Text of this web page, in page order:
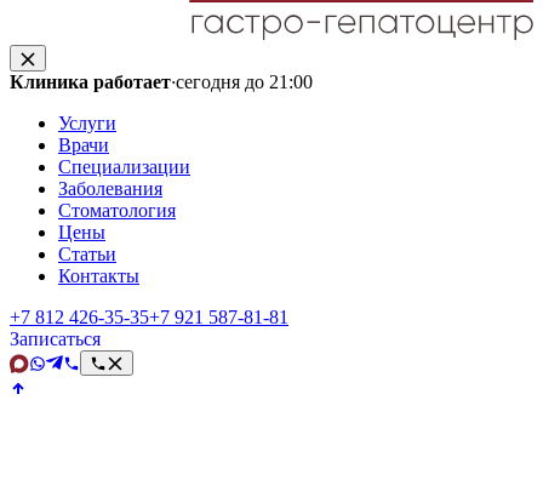
Клиника работает·сегодня до 21:00
Услуги
Врачи
Специализации
Заболевания
Стоматология
Цены
Статьи
Контакты
+7 812 426‑35‑35+7 921 587‑81‑81
Записаться